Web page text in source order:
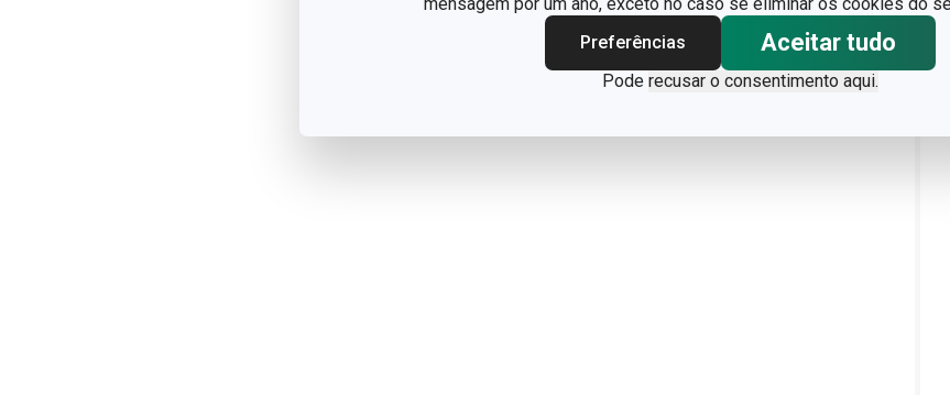
Preferências
Aceitar tudo
Pode recusar o consentimento aqui.